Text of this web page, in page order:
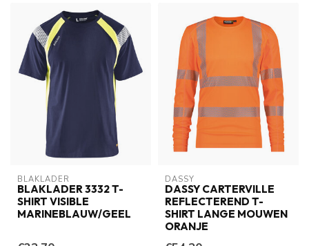
BLAKLADER
BLAKLADER 3332 T-
SHIRT VISIBLE
MARINEBLAUW/GEEL
DASSY
DASSY CARTERVILLE
REFLECTEREND T-
SHIRT LANGE MOUWEN
ORANJE